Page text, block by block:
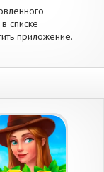
списке
приложение.